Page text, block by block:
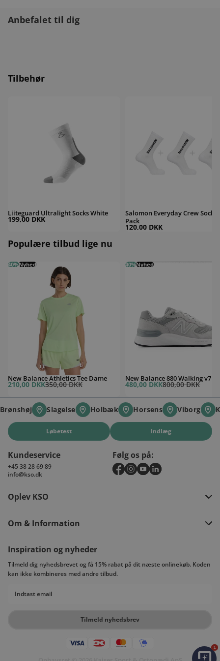
Anbefalet til dig
Tilbehør
Liiteguard Ultralight Socks White
199,00 DKK
Salomon Everyday Crew Socks
Pack
120,00 DKK
Populære tilbud lige nu
New Balance Athletics Tee Dame
40%Nyhed
New Balance Athletics Tee Dame
Udsalgspris
210,00 DKKNormal pris
350,00 DKK
New Balance 880 Walking v7
40%Nyhed
New Balance 880 Walking v7
Udsalgspris
480,00 DKKNormal pris
800,00 DKK
Brønshøj
Brønshøj
Slagelse
Slagelse
Holbæk
Holbæk
Horsens
Horsens
Viborg
Viborg
Løbetest Indlæg
Kundeservice
+45 38 28 69 89
info@kso.dk
Følg os på:
Oplev KSO
Om & Information
Inspiration og nyheder
Tilmeld dig nyhedsbrevet og få 15% rabat på dit næste onlinekøb. Koden
kan ikke kombineres med andre tilbud.
Tilmeld nyhedsbrev
1